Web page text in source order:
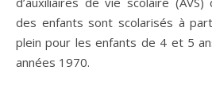
des enfants sont scolarisés à
plein pour les enfants de 4 et 5
années 1970.